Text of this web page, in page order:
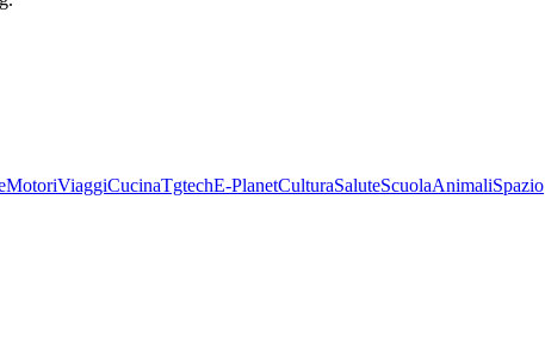
MotoriViaggiCucinaTgtechE-PlanetCulturaSaluteScuolaAnimaliSpazio